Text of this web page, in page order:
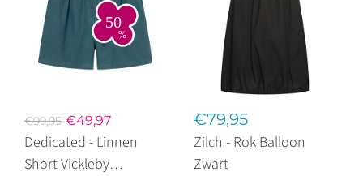
€99,95 €49,97
Dedicated - Linnen
Short Vickleby
€79,95
Zilch - Rok Balloon
Zwart